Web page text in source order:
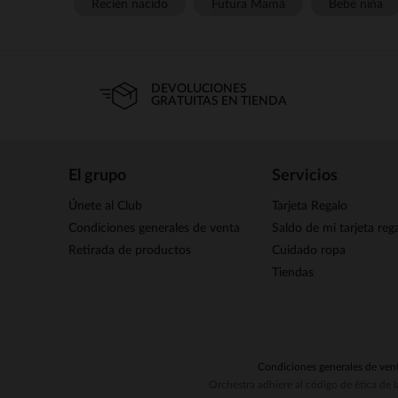
DEVOLUCIONES
GRATUITAS EN TIENDA
El grupo
Únete al Club
Condiciones generales de venta
Retirada de productos
Servicios
Tarjeta Regalo
Saldo de mi tarjeta
Cuidado ropa
Tiendas
Condiciones generales de